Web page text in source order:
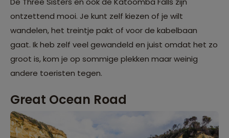
ontzettend mooi. Je kunt zelf kiezen of je wilt
wandelen, het treintje pakt of voor de kabelbaan
gaat. Ik heb zelf veel gewandeld en juist omdat het zo
groot is, kom je op sommige plekken maar weinig
andere toeristen tegen.
Great Ocean Road